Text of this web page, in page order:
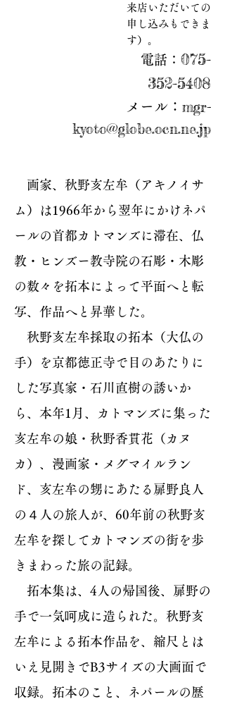
来店いただいての
申し込みもできま
す）。
電話： 075-
352-5408
メール： mgr-
kyoto@globe.ocn.ne.jp
画家、秋野亥左牟（アキノイサ
ム）は1966年から翌年にかけネパ
ールの首都カトマンズに滞在、仏
教・ヒンズー教寺院の石彫・木彫
の数々を拓本によって平面へと転
写、作品へと昇華した。
秋野亥左牟採取の拓本（大仏の
手）を京都徳正寺で目のあたりに
した写真家・石川直樹の誘いか
ら、本年1月、カトマンズに集った
亥左牟の娘・秋野香貫花（カヌ
カ）、漫画家・メグマイルラン
ド、亥左牟の甥にあたる扉野良人
の４人の旅人が、60年前の秋野亥
左牟を探してカトマンズの街を歩
きまわった旅の記録。
拓本集は、4人の帰国後、扉野の
手で一気呵成に造られた。秋野亥
左牟による拓本作品を、縮尺とは
いえ見開きでB3サイズの大画面で
収録。拓本のこと、ネパールの歴